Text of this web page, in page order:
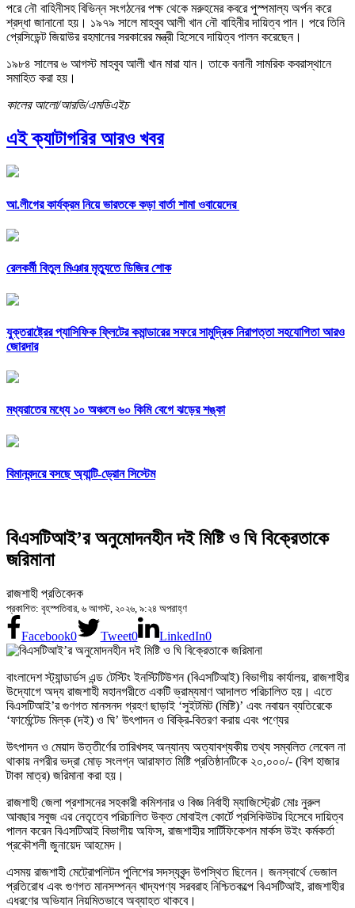
পরে নৌ বাহিনীসহ বিভিন্ন সংগঠনের পক্ষ থেকে মরুহমের কবরে পুস্পমাল্য অর্পন করে
শ্রদ্ধা জানানো হয়। ১৯৭৯ সালে মাহবুব আলী খান নৌ বাহিনীর দায়িত্ব পান। পরে তিনি
প্রেসিডেন্ট জিয়াউর রহমানের সরকারের মন্ত্রী হিসেবে দায়িত্ব পালন করেছেন।
১৯৮৪ সালের ৬ আগস্ট মাহবুব আলী খান মারা যান। তাকে বনানী সামরিক কবরাস্থানে
সমাহিত করা হয়।
কালের আলো/আরডি/এমডিএইচ
এই ক্যাটাগরির আরও খবর
আ.লীগের কার্যক্রম নিয়ে ভারতকে কড়া বার্তা শামা ওবায়েদের
রেলকর্মী বিতুল মিঞার মৃত্যুতে ডিজির শোক
যুক্তরাষ্ট্রের প্যাসিফিক ফ্লিটের কমান্ডারের সফরে সামুদ্রিক নিরাপত্তা সহযোগিতা আরও
জোরদার
মধ্যরাতের মধ্যে ১০ অঞ্চলে ৬০ কিমি বেগে ঝড়ের শঙ্কা
বিমানবন্দরে বসছে অ্যান্টি-ড্রোন সিস্টেম
বিএসটিআই’র অনুমোদনহীন দই মিষ্টি ও ঘি বিক্রেতাকে
জরিমানা
রাজশাহী প্রতিবেদক
প্রকাশিত: বৃহস্পতিবার, ৬ আগস্ট, ২০২৬, ৯:২৪ অপরাহ্ণ
Facebook0 Tweet0 LinkedIn0
বাংলাদেশ স্ট্যান্ডার্ডস এন্ড টেস্টিং ইনস্টিটিউশন (বিএসটিআই) বিভাগীয় কার্যালয়, রাজশাহীর
উদ্যোগে অদ্য রাজশাহী মহানগরীতে একটি ভ্রাম্যমাণ আদালত পরিচালিত হয়। এতে
বিএসটিআই’র গুণগত মানসনদ গ্রহণ ছাড়াই ‘সুইটমিট (মিষ্টি)’ এবং নবায়ন ব্যতিরেকে
‘ফার্মেন্টেড মিল্ক (দই) ও ঘি’ উৎপাদন ও বিক্রি-বিতরণ করায় এবং পণ্যের
উৎপাদন ও মেয়াদ উত্তীর্ণের তারিখসহ অন্যান্য অত্যাবশ্যকীয় তথ্য সম্বলিত লেবেল না
থাকায় নগরীর ভদ্রা মোড় সংলগ্ন আরাফাত মিষ্টি প্রতিষ্ঠানটিকে ২০,০০০/- (বিশ হাজার
টাকা মাত্র) জরিমানা করা হয়।
রাজশাহী জেলা প্রশাসনের সহকারী কমিশনার ও বিজ্ঞ নির্বাহী ম্যাজিস্ট্রেট মোঃ নুরুল
আবছার সবুজ এর নেতৃত্বে পরিচালিত উক্ত মোবাইল কোর্টে প্রসিকিউটর হিসেবে দায়িত্ব
পালন করেন বিএসটিআই বিভাগীয় অফিস, রাজশাহীর সার্টিফিকেশন মার্কস উইং কর্মকর্তা
প্রকৌশলী জুনায়েদ আহমেদ।
এসময় রাজশাহী মেট্রোপলিটন পুলিশের সদস্যবৃন্দ উপস্থিত ছিলেন। জনস্বার্থে ভেজাল
প্রতিরোধ এবং গুণগত মানসম্পন্ন খাদ্যপণ্য সরবরাহ নিশ্চিতকল্পে বিএসটিআই, রাজশাহীর
এধরণের অভিযান নিয়মিতভাবে অব্যাহত থাকবে।